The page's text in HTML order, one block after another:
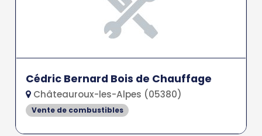
Cédric Bernard Bois de Chauffage
Châteauroux-les-Alpes (05380)
Vente de combustibles